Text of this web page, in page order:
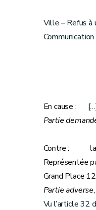
Ville – Refus à
Communication
En cause :
Partie
Contre : la
Représentée
Grand Place
Partie adverse,
Vu l’article 32